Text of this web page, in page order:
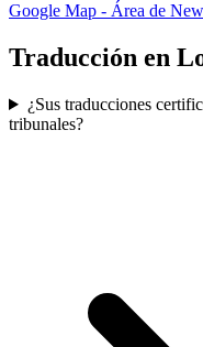
Google Map - Área de
Traducción en
¿Sus traducciones
tribunales?